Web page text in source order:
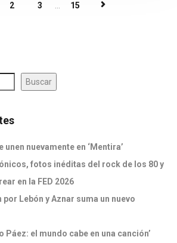
2 3 15
Buscar
unen nuevamente en ‘Mentira’
fotos inéditas del rock de los 80 y
en la FED 2026
por Lebón y Aznar suma un nuevo
Páez: el mundo cabe en una canción’